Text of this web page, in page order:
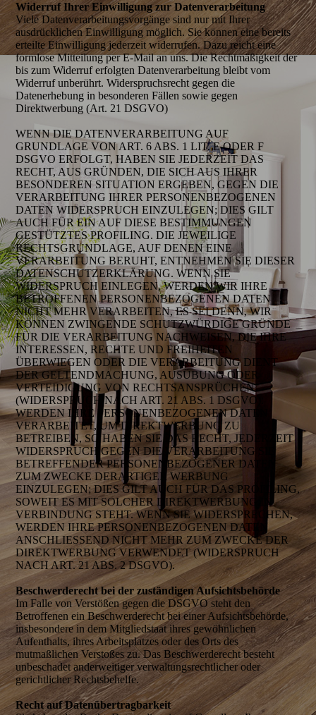
Widerruf Ihrer Einwilligung zur Datenverarbeitung
Viele Datenverarbeitungsvorgänge sind nur mit Ihrer
ausdrücklichen Einwilligung möglich. Sie können eine bereits
erteilte Einwilligung jederzeit widerrufen. Dazu reicht eine
formlose Mitteilung per E-Mail an uns. Die Rechtmäßigkeit der
bis zum Widerruf erfolgten Datenverarbeitung bleibt vom
Widerruf unberührt. Widerspruchsrecht gegen die
Datenerhebung in besonderen Fällen sowie gegen
Direktwerbung (Art. 21 DSGVO)
WENN DIE DATENVERARBEITUNG AUF
GRUNDLAGE VON ART. 6 ABS. 1 LIT. E ODER F
DSGVO ERFOLGT, HABEN SIE JEDERZEIT DAS
RECHT, AUS GRÜNDEN, DIE SICH AUS IHRER
BESONDEREN SITUATION ERGEBEN, GEGEN DIE
VERARBEITUNG IHRER PERSONENBEZOGENEN
DATEN WIDERSPRUCH EINZULEGEN; DIES GILT
AUCH FÜR EIN AUF DIESE BESTIMMUNGEN
GESTÜTZTES PROFILING. DIE JEWEILIGE
RECHTSGRUNDLAGE, AUF DENEN EINE
VERARBEITUNG BERUHT, ENTNEHMEN SIE DIESER
DATENSCHUTZERKLÄRUNG. WENN SIE
WIDERSPRUCH EINLEGEN, WERDEN WIR IHRE
BETROFFENEN PERSONENBEZOGENEN DATEN
NICHT MEHR VERARBEITEN, ES SEI DENN, WIR
KÖNNEN ZWINGENDE SCHUTZWÜRDIGE GRÜNDE
FÜR DIE VERARBEITUNG NACHWEISEN, DIE IHRE
INTERESSEN, RECHTE UND FREIHEITEN
ÜBERWIEGEN ODER DIE VERARBEITUNG DIENT
DER GELTENDMACHUNG, AUSÜBUNG ODER
VERTEIDIGUNG VON RECHTSANSPRÜCHEN
(WIDERSPRUCH NACH ART. 21 ABS. 1 DSGVO).
WERDEN IHRE PERSONENBEZOGENEN DATEN
VERARBEITET, UM DIREKTWERBUNG ZU
BETREIBEN, SO HABEN SIE DAS RECHT, JEDERZEIT
WIDERSPRUCH GEGEN DIE VERARBEITUNG SIE
BETREFFENDER PERSONENBEZOGENER DATEN
ZUM ZWECKE DERARTIGER WERBUNG
EINZULEGEN; DIES GILT AUCH FÜR DAS PROFILING,
SOWEIT ES MIT SOLCHER DIREKTWERBUNG IN
VERBINDUNG STEHT. WENN SIE WIDERSPRECHEN,
WERDEN IHRE PERSONENBEZOGENEN DATEN
ANSCHLIESSEND NICHT MEHR ZUM ZWECKE DER
DIREKTWERBUNG VERWENDET (WIDERSPRUCH
NACH ART. 21 ABS. 2 DSGVO).
Beschwerderecht bei der zuständigen Aufsichtsbehörde
Im Falle von Verstößen gegen die DSGVO steht den
Betroffenen ein Beschwerderecht bei einer Aufsichtsbehörde,
insbesondere in dem Mitgliedstaat ihres gewöhnlichen
Aufenthalts, ihres Arbeitsplatzes oder des Orts des
mutmaßlichen Verstoßes zu. Das Beschwerderecht besteht
unbeschadet anderweitiger verwaltungsrechtlicher oder
gerichtlicher Rechtsbehelfe.
Recht auf Datenübertragbarkeit